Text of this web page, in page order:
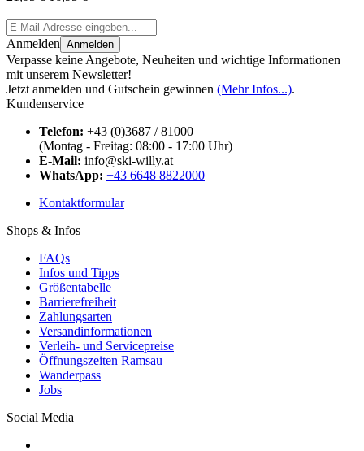
Anmelden Anmelden
Verpasse keine Angebote, Neuheiten und wichtige Informationen
mit unserem Newsletter!
Jetzt anmelden und Gutschein gewinnen (Mehr Infos...).
Kundenservice
Telefon: +43 (0)3687 / 81000
(Montag - Freitag: 08:00 - 17:00 Uhr)
E-Mail: info@ski-willy.at
WhatsApp: +43 6648 8822000
Kontaktformular
Shops & Infos
FAQs
Infos und Tipps
Größentabelle
Barrierefreiheit
Zahlungsarten
Versandinformationen
Verleih- und Servicepreise
Öffnungszeiten Ramsau
Wanderpass
Jobs
Social Media